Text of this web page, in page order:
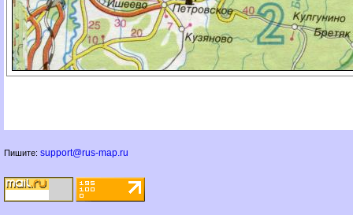
Пишите: support@rus-map.ru